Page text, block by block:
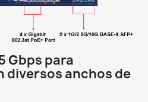
Gbps para
diversos anchos de